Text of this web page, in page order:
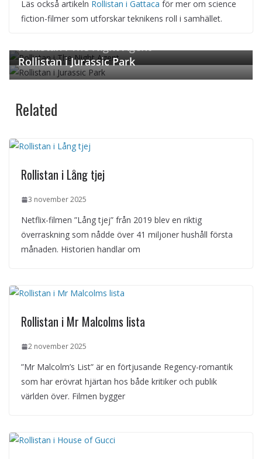
Läs också artikeln Rollistan i Gattaca för mer om science
fiction-filmer som utforskar teknikens roll i samhället.
Rollistan i The Night Agent
Rollistan i Jurassic Park
Related
Rollistan i Lång tjej
3 november 2025
Netflix-filmen ”Lång tjej” från 2019 blev en riktig
överraskning som nådde över 41 miljoner hushåll första
månaden. Historien handlar om
Rollistan i Mr Malcolms lista
2 november 2025
”Mr Malcolm’s List” är en förtjusande Regency-romantik
som har erövrat hjärtan hos både kritiker och publik
världen över. Filmen bygger